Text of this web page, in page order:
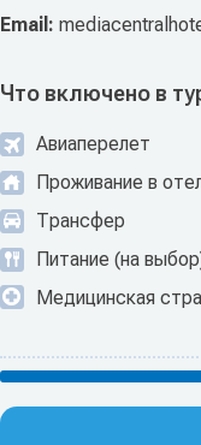
Email:
Что включено в
Авиаперелет
Проживание в
Трансфер
Питание (на
Медицинская